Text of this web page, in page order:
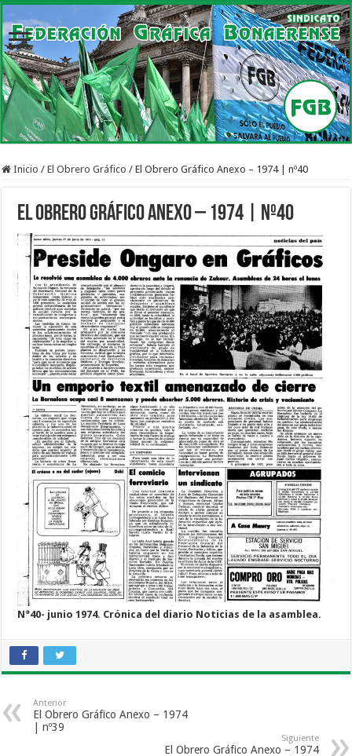
Inicio / El Obrero Gráfico / El Obrero Gráfico Anexo – 1974 | nº40
El Obrero Gráfico Anexo – 1974 | nº40
N°40- junio 1974. Crónica del diario Noticias de la asamblea.
Anterior
El Obrero Gráfico Anexo – 1974
| nº39
Siguiente
El Obrero Gráfico Anexo – 1974